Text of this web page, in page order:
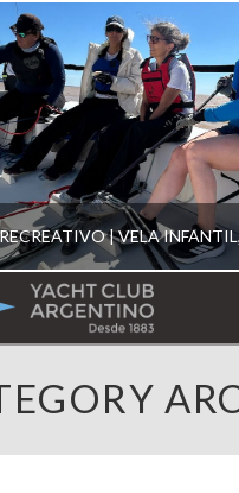
ESCUELA RECREATIVA